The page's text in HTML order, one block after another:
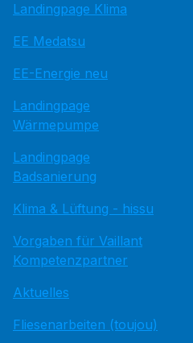
Landingpage Klima
EE Medatsu
EE-Energie neu
Landingpage
Wärmepumpe
Landingpage
Badsanierung
Klima & Lüftung - hissu
Vorgaben für Vaillant
Kompetenzpartner
Aktuelles
Fliesenarbeiten (toujou)